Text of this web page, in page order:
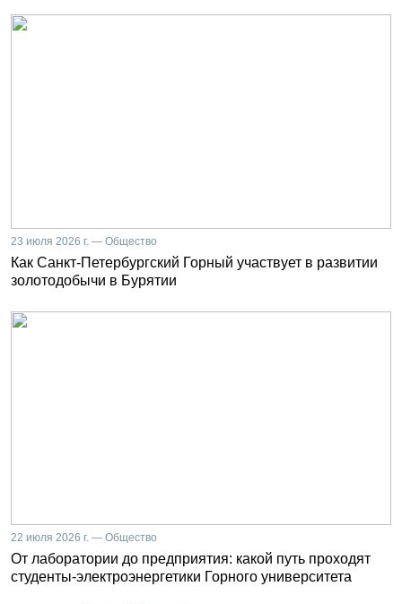
23 июля 2026 г. — Общество
Как Санкт-Петербургский Горный участвует в развитии
золотодобычи в Бурятии
22 июля 2026 г. — Общество
От лаборатории до предприятия: какой путь проходят
студенты-электроэнергетики Горного университета